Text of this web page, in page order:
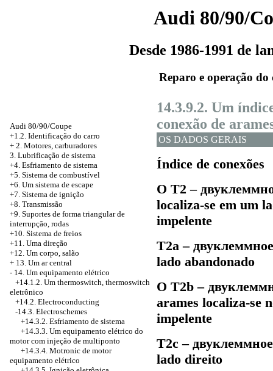
Audi 80/90/
Desde 1986-1991 de
Reparo e operação do
Audi 80/90/Coupe
+1.2. Identificação do carro
+ 2. Motores, carburadores
3. Lubrificação de sistema
+4. Esfriamento de sistema
+5. Sistema de combustível
+6. Um sistema de escape
+7. Sistema de ignição
+8. Transmissão
+9. Suportes de forma triangular de
interrupção, rodas
+10. Sistema de freios
+11. Uma direção
+12. Um corpo, salão
+ 13. Um ar central
- 14. Um equipamento elétrico
+14.1.2. Um thermoswitch, thermoswitch
eletrônico
+14.2. Electroconducting
-14.3. Electroschemes
+14.3.2. Esfriamento de sistema
+14.3.3. Um equipamento elétrico do
motor com injeção de multiponto
+14.3.4. Motronic de motor
equipamento elétrico
14.3.9.2. Um
conexão de
OS DADOS GERAIS
Índice de conexões
O Т2 –
localiza-se em um
impelente
Т2а – двуклеммное
lado abandonado
O Т2b –
arames localiza-se
impelente
Т2с – двуклеммное
lado direito